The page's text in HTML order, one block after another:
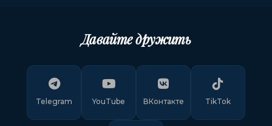
Давайте дружить
Telegram YouTube ВКонтакте TikTok